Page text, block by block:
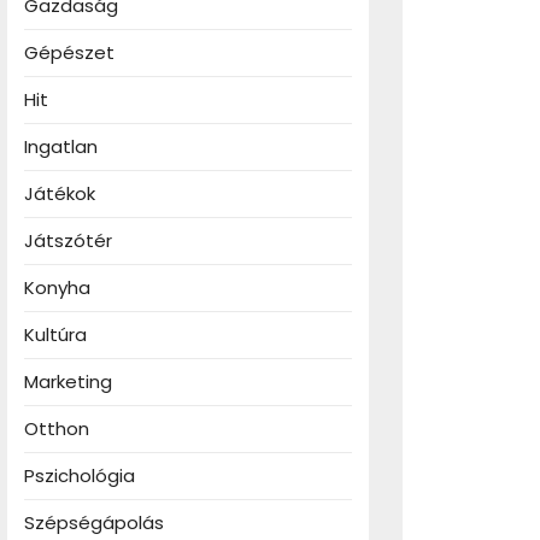
Gazdaság
Gépészet
Hit
Ingatlan
Játékok
Játszótér
Konyha
Kultúra
Marketing
Otthon
Pszichológia
Szépségápolás